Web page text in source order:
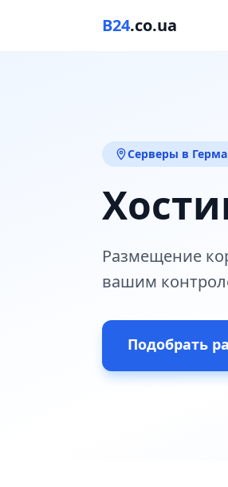
B24.co.ua
Серверы в
Размещение
вашим
Подобрать